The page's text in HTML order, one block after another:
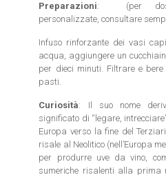
Preparazioni: (per
personalizzate, consultare
Infuso rinforzante dei vasi
acqua, aggiungere un
per dieci minuti. Filtrare e
pasti.
Curiosità: Il suo nome
significato di “legare,
Europa verso la fine del
risale al Neolitico (nell’Europa
per produrre uve da vino,
sumeriche risalenti alla prima